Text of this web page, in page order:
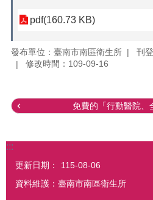
pdf(160.73 KB)
發布單位：臺南市南區衛生所
刊
修改時間：109-09-16
免費的「行動醫院、
:::
更新日期：
115-08-06
資料維護：臺南市南區衛生所